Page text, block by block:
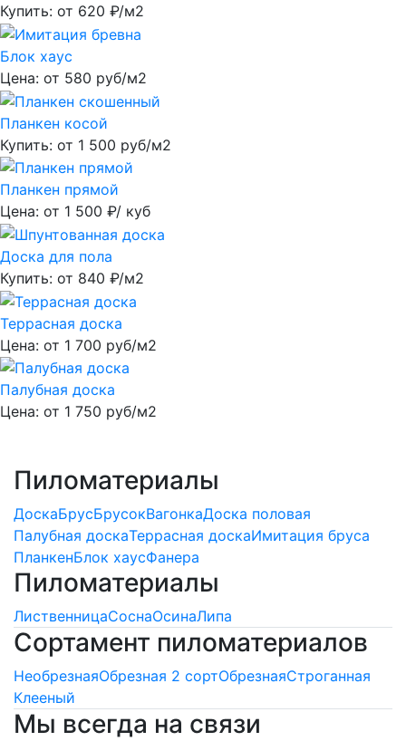
Купить: от 620 ₽/м2
Блок хаус
Цена: от 580 руб/м2
Планкен косой
Купить: от 1 500 руб/м2
Планкен прямой
Цена: от 1 500 ₽/ куб
Доска для пола
Купить: от 840 ₽/м2
Террасная доска
Цена: от 1 700 руб/м2
Палубная доска
Цена: от 1 750 руб/м2
Пиломатериалы
ДоскаБрусБрусокВагонкаДоска половая
Палубная доскаТеррасная доскаИмитация бруса
ПланкенБлок хаусФанера
Пиломатериалы
ЛиственницаСоснаОсинаЛипа
Сортамент пиломатериалов
НеобрезнаяОбрезная 2 сортОбрезнаяСтроганная
Клееный
Мы всегда на связи